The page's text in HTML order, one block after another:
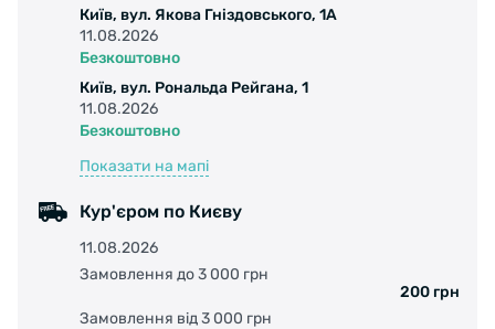
Київ, вул. Якова Гніздовського, 1А
11.08.2026
Безкоштовно
Київ, вул. Рональда Рейгана, 1
11.08.2026
Безкоштовно
Показати на мапі
Кур'єром по Києву
11.08.2026
Замовлення до 3 000 грн
200 грн
Замовлення від 3 000 грн